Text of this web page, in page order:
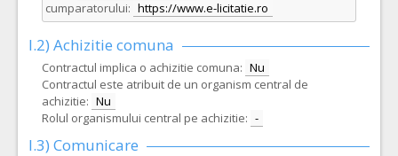
cumparatorului: https://www.e-licitatie.ro
I.2) Achizitie comuna
Contractul implica o achizitie comuna: Nu
Contractul este atribuit de un organism central de
achizitie: Nu
Rolul organismului central pe achizitie: -
I.3) Comunicare